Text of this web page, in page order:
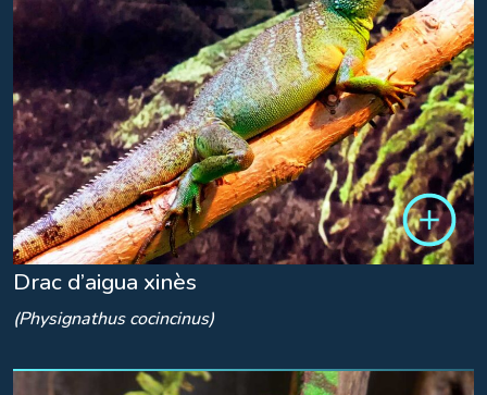
Drac d’aigua xinès
(Physignathus cocincinus)